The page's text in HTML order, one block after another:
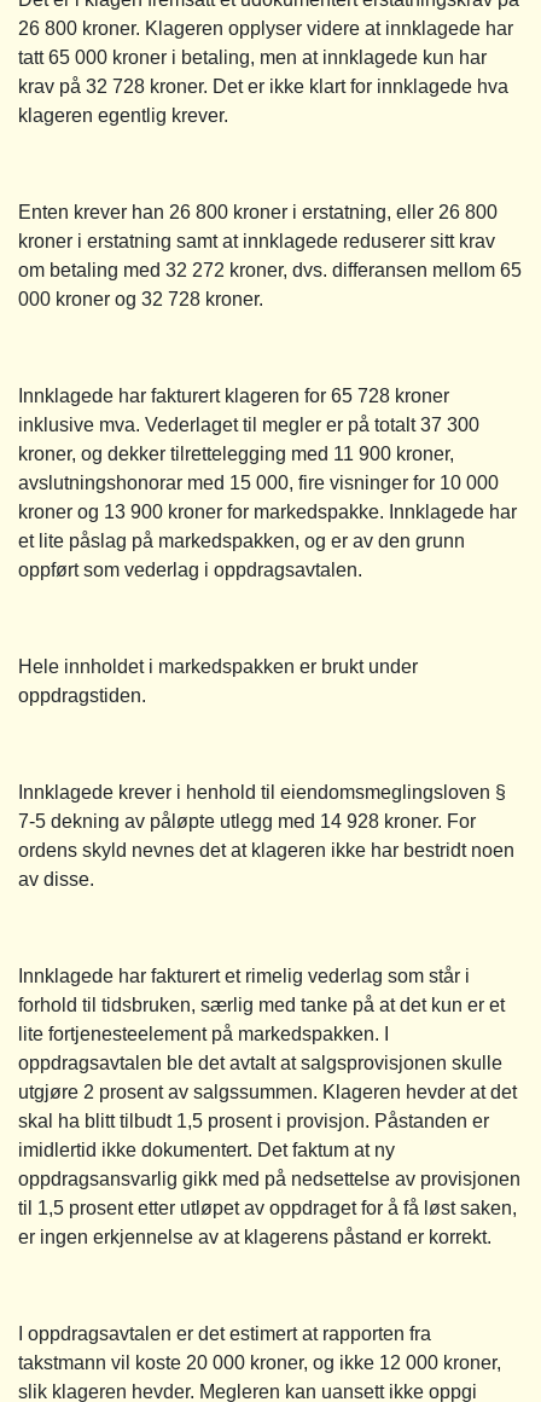
26 800 kroner. Klageren opplyser videre at innklagede har
tatt 65 000 kroner i betaling, men at innklagede kun har
krav på 32 728 kroner. Det er ikke klart for innklagede hva
klageren egentlig krever.
Enten krever han 26 800 kroner i erstatning, eller 26 800
kroner i erstatning samt at innklagede reduserer sitt krav
om betaling med 32 272 kroner, dvs. differansen mellom 65
000 kroner og 32 728 kroner.
Innklagede har fakturert klageren for 65 728 kroner
inklusive mva. Vederlaget til megler er på totalt 37 300
kroner, og dekker tilrettelegging med 11 900 kroner,
avslutningshonorar med 15 000, fire visninger for 10 000
kroner og 13 900 kroner for markedspakke. Innklagede har
et lite påslag på markedspakken, og er av den grunn
oppført som vederlag i oppdragsavtalen.
Hele innholdet i markedspakken er brukt under
oppdragstiden.
Innklagede krever i henhold til eiendomsmeglingsloven §
7-5 dekning av påløpte utlegg med 14 928 kroner. For
ordens skyld nevnes det at klageren ikke har bestridt noen
av disse.
Innklagede har fakturert et rimelig vederlag som står i
forhold til tidsbruken, særlig med tanke på at det kun er et
lite fortjenesteelement på markedspakken. I
oppdragsavtalen ble det avtalt at salgsprovisjonen skulle
utgjøre 2 prosent av salgssummen. Klageren hevder at det
skal ha blitt tilbudt 1,5 prosent i provisjon. Påstanden er
imidlertid ikke dokumentert. Det faktum at ny
oppdragsansvarlig gikk med på nedsettelse av provisjonen
til 1,5 prosent etter utløpet av oppdraget for å få løst saken,
er ingen erkjennelse av at klagerens påstand er korrekt.
I oppdragsavtalen er det estimert at rapporten fra
takstmann vil koste 20 000 kroner, og ikke 12 000 kroner,
slik klageren hevder. Megleren kan uansett ikke oppgi